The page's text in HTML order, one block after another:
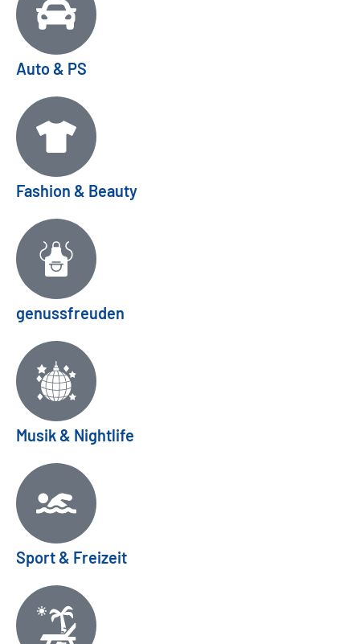
Auto & PS
Fashion & Beauty
genussfreuden
Musik & Nightlife
Sport & Freizeit